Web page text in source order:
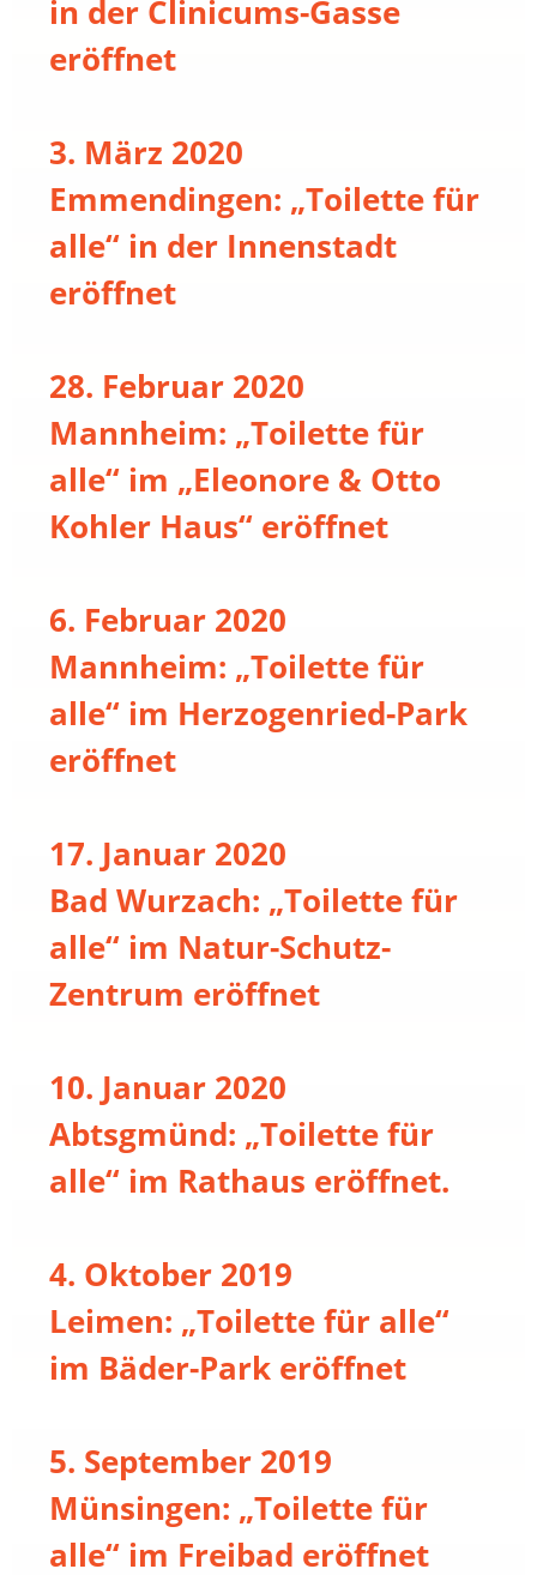
in der Clinicums-Gasse
eröffnet
3. März 2020
Emmendingen: „Toilette für
alle“ in der Innenstadt
eröffnet
28. Februar 2020
Mannheim: „Toilette für
alle“ im „Eleonore & Otto
Kohler Haus“ eröffnet
6. Februar 2020
Mannheim: „Toilette für
alle“ im Herzogenried-Park
eröffnet
17. Januar 2020
Bad Wurzach: „Toilette für
alle“ im Natur-Schutz-
Zentrum eröffnet
10. Januar 2020
Abtsgmünd: „Toilette für
alle“ im Rathaus eröffnet.
4. Oktober 2019
Leimen: „Toilette für alle“
im Bäder-Park eröffnet
5. September 2019
Münsingen: „Toilette für
alle“ im Freibad eröffnet